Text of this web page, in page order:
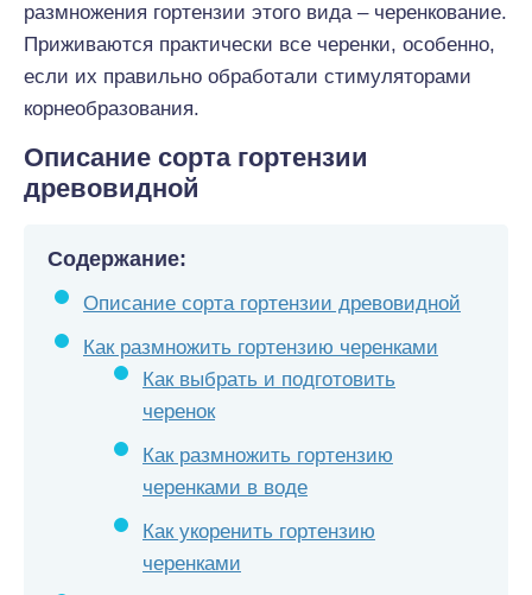
размножения гортензии этого вида – черенкование.
Приживаются практически все черенки, особенно,
если их правильно обработали стимуляторами
корнеобразования.
Описание сорта гортензии
древовидной
Содержание:
Описание сорта гортензии древовидной
Как размножить гортензию черенками
Как выбрать и подготовить
черенок
Как размножить гортензию
черенками в воде
Как укоренить гортензию
черенками